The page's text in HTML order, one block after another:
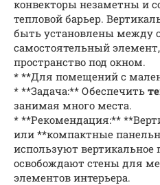
конвекторы незаметны и
тепловой барьер.
быть установлены между
самостоятельный
пространство под окном.
* **Для помещений с
* **Задача:** Обеспечить
занимая много места.
* **Рекомендация:**
или **компактные
используют вертикальное
освобождают стены для
элементов интерьера.